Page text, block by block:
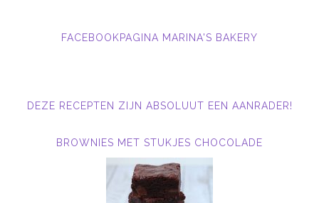
FACEBOOKPAGINA MARINA'S BAKERY
DEZE RECEPTEN ZIJN ABSOLUUT EEN AANRADER!
BROWNIES MET STUKJES CHOCOLADE